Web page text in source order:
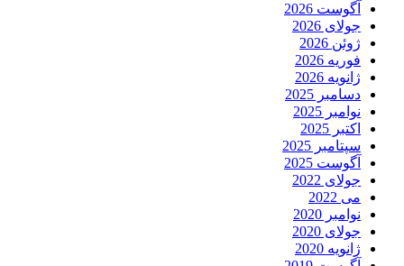
آگوست 2026
جولای 2026
ژوئن 2026
فوریه 2026
ژانویه 2026
دسامبر 2025
نوامبر 2025
اکتبر 2025
سپتامبر 2025
آگوست 2025
جولای 2022
می 2022
نوامبر 2020
جولای 2020
ژانویه 2020